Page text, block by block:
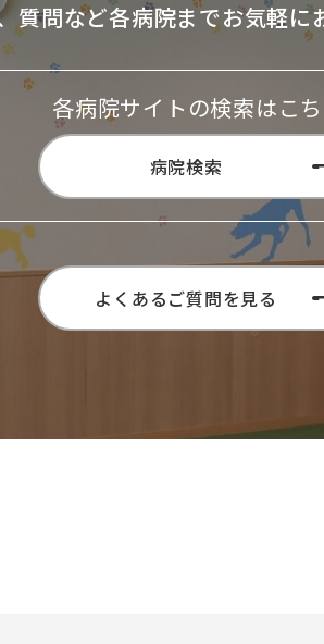
質問など各病院までお気軽に
各病院サイトの検索はこ
病院検索
よくあるご質問を見る